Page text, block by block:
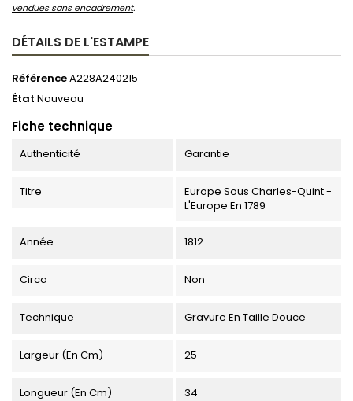
vendues sans encadrement.
DÉTAILS DE L'ESTAMPE
RéférenceA228A240215
État Nouveau
Fiche technique
Authenticité Garantie
Titre
Europe Sous Charles-Quint -
L'Europe En 1789
Année 1812
Circa Non
Technique Gravure En Taille Douce
Largeur (en Cm) 25
Longueur (en Cm) 34